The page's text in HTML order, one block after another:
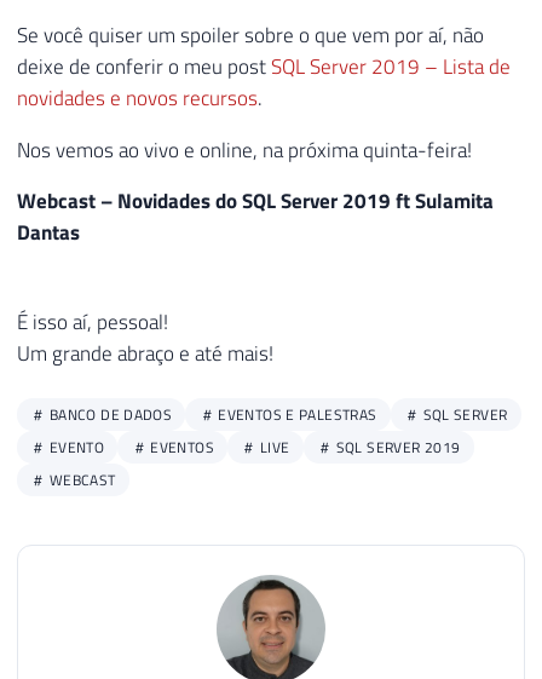
Se você quiser um spoiler sobre o que vem por aí, não
deixe de conferir o meu postSQL Server 2019 – Lista de
novidades e novos recursos.
Nos vemos ao vivo e online, na próxima quinta-feira!
Webcast – Novidades do SQL Server 2019 ft Sulamita
Dantas
É isso aí, pessoal!
Um grande abraço e até mais!
BANCO DE DADOS EVENTOS E PALESTRAS
SQL SERVER
EVENTO
EVENTOS LIVE
SQL SERVER 2019
WEBCAST